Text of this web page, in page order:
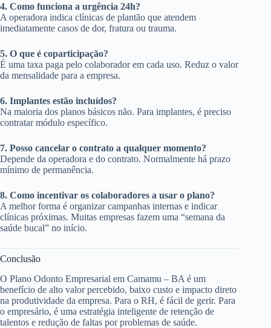
4. Como funciona a urgência 24h?
A operadora indica clínicas de plantão que atendem
imediatamente casos de dor, fratura ou trauma.
5. O que é coparticipação?
É uma taxa paga pelo colaborador em cada uso. Reduz o valor
da mensalidade para a empresa.
6. Implantes estão incluídos?
Na maioria dos planos básicos não. Para implantes, é preciso
contratar módulo específico.
7. Posso cancelar o contrato a qualquer momento?
Depende da operadora e do contrato. Normalmente há prazo
mínimo de permanência.
8. Como incentivar os colaboradores a usar o plano?
A melhor forma é organizar campanhas internas e indicar
clínicas próximas. Muitas empresas fazem uma “semana da
saúde bucal” no início.
Conclusão
O Plano Odonto Empresarial em Camamu – BA é um
benefício de alto valor percebido, baixo custo e impacto direto
na produtividade da empresa. Para o RH, é fácil de gerir. Para
o empresário, é uma estratégia inteligente de retenção de
talentos e redução de faltas por problemas de saúde.